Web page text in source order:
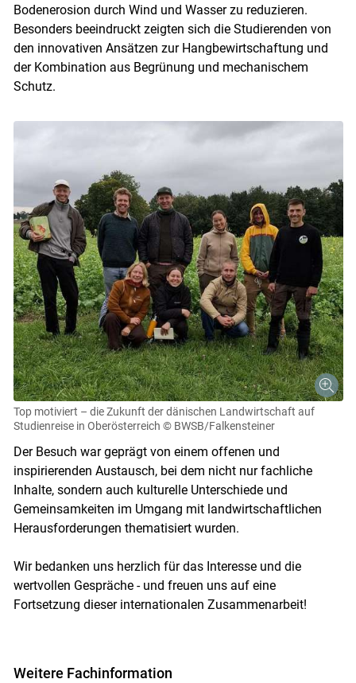
Bodenerosion durch Wind und Wasser zu reduzieren.
Besonders beeindruckt zeigten sich die Studierenden von
den innovativen Ansätzen zur Hangbewirtschaftung und
der Kombination aus Begrünung und mechanischem
Schutz.
Top motiviert – die Zukunft der dänischen Landwirtschaft auf
Studienreise in Oberösterreich © BWSB/Falkensteiner
Der Besuch war geprägt von einem offenen und
inspirierenden Austausch, bei dem nicht nur fachliche
Inhalte, sondern auch kulturelle Unterschiede und
Gemeinsamkeiten im Umgang mit landwirtschaftlichen
Herausforderungen thematisiert wurden.
Wir bedanken uns herzlich für das Interesse und die
wertvollen Gespräche - und freuen uns auf eine
Fortsetzung dieser internationalen Zusammenarbeit!
Weitere Fachinformation